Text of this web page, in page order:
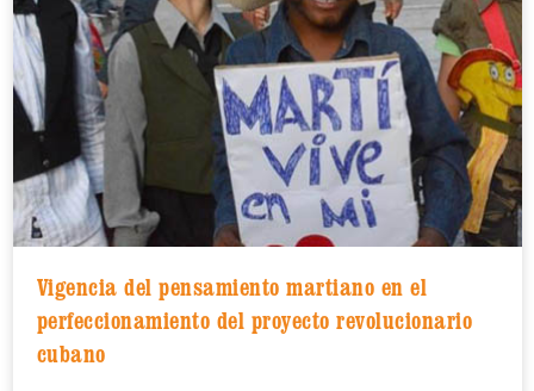
Vigencia del pensamiento martiano en el
perfeccionamiento del proyecto revolucionario
cubano